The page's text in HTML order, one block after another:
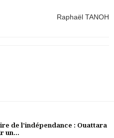
Raphaël TANOH
de l’indépendance : Ouattara
un...